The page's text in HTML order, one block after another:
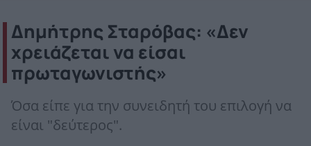
Δημήτρης Σταρόβας: «Δεν
χρειάζεται να είσαι
πρωταγωνιστής»
Όσα είπε για την συνειδητή του επιλογή να
είναι "δεύτερος".